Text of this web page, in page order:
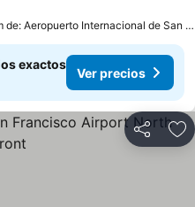
a 2.3 km de: Aeropuerto Internacional de San Francisco
exactos
Ver precios
Compartir